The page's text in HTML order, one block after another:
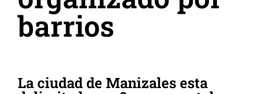
barrios
La ciudad de Manizales esta